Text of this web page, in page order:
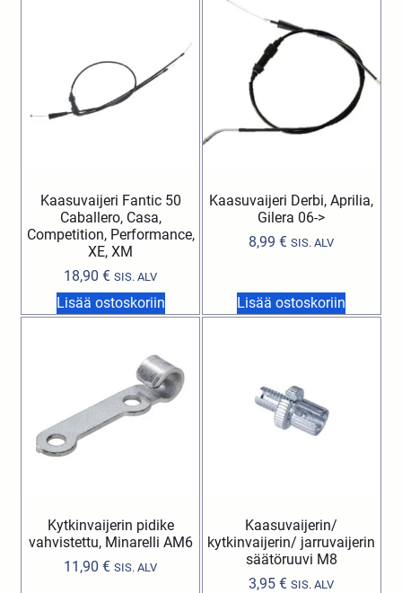
Kaasuvaijeri Fantic 50
Caballero, Casa,
Competition, Performance,
XE, XM
18,90€ SIS. ALV
Lisää ostoskoriin
Kaasuvaijeri Derbi, Aprilia,
Gilera 06->
8,99€ SIS. ALV
Lisää ostoskoriin
Kytkinvaijerin pidike
vahvistettu, Minarelli AM6
11,90€ SIS. ALV
Kaasuvaijerin/
kytkinvaijerin/ jarruvaijerin
säätöruuvi M8
3,95€ SIS. ALV